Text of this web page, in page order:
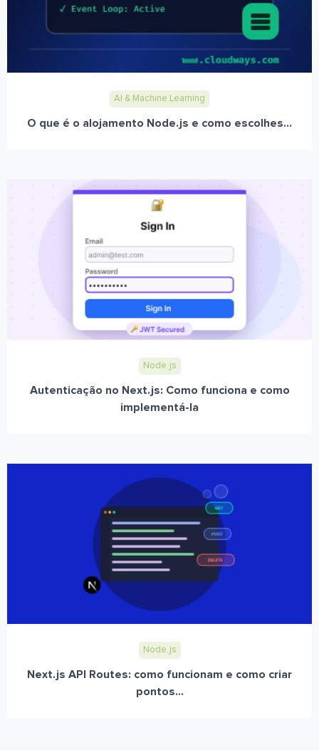
AI & Machine Learning
O que é o alojamento Node.js e como escolhes...
Node.js
Autenticação no Next.js: Como funciona e como
implementá-la
Node.js
Next.js API Routes: como funcionam e como criar
pontos...